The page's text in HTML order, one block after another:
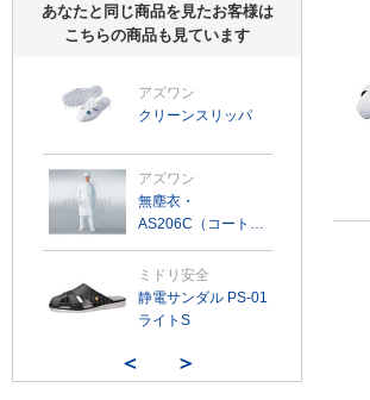
あなたと同じ商品を見たお客様は
こちらの商品も見ています
アズワン
クリーンスリッパ
アズワン
無塵衣・
AS206C（コート男
女兼用）
ミドリ安全
静電サンダル PS-01
ライトS
＜ ＞